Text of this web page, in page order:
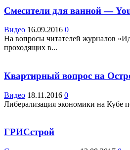
Смесители для ванной —
Видео 16.09.2016 0
На вопросы читателей журналов
проходящих в...
Квартирный вопрос на
Видео 18.11.2016 0
Либерализация экономики на Кубе
ГРИСстрой